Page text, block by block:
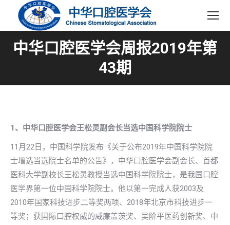
中华口腔医学会周报2019年第
43期
1、中华口腔医学会王松灵副会长当选中国科学院院士
11月22日，中国科学院发布《关于公布2019年中国科学院院
士增选当选院士名单的公告》，中华口腔医学会副会长、首都
医科大学副校长王松灵教授当选中国科学院院士，是我国口腔
医学界第一位中国科学院院士。他以第一完成人获2003及
2010年国家科技进步二等奖两项、2018年北京市科技进步一
等奖；获国际口腔权威的威廉盖茨奖、吴阶平医药创新奖、中